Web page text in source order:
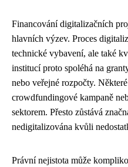
Financování digitalizačních
hlavních výzev. Proces
technické vybavení, ale také
institucí proto spoléhá na
nebo veřejné rozpočty.
crowdfundingové kampaně
sektorem. Přesto zůstává
nedigitalizována kvůli
Právní nejistota může